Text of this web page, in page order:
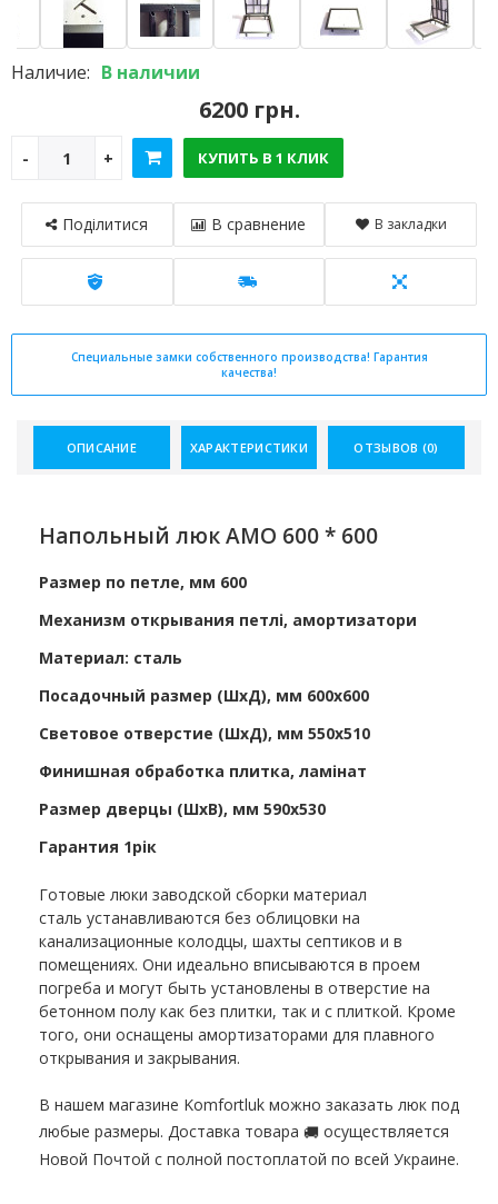
Наличие: В наличии
6200 грн.
КУПИТЬ В 1 КЛИК
Поділитися В сравнение В закладки
Специальные замки собственного производства! Гарантия
качества!
ОПИСАНИЕ ХАРАКТЕРИСТИКИ ОТЗЫВОВ (0)
Напольный люк АМО 600 * 600
Размер по петле, мм 600
Механизм открывания петлі, амортизатори
Материал: сталь
Посадочный размер (ШхД), мм 600х600
Световое отверстие (ШхД), мм 550х510
Финишная обработка плитка, ламінат
Размер дверцы (ШхВ), мм 590х530
Гарантия 1рік
Готовые люки заводской сборки материал
сталь устанавливаются без облицовки на
канализационные колодцы, шахты септиков и в
помещениях. Они идеально вписываются в проем
погреба и могут быть установлены в отверстие на
бетонном полу как без плитки, так и с плиткой. Кроме
того, они оснащены амортизаторами для плавного
открывания и закрывания.
В нашем магазине Komfortluk можно заказать люк под
любые размеры. Доставка товара 🚚 осуществляется
Новой Почтой с полной постоплатой по всей Украине.